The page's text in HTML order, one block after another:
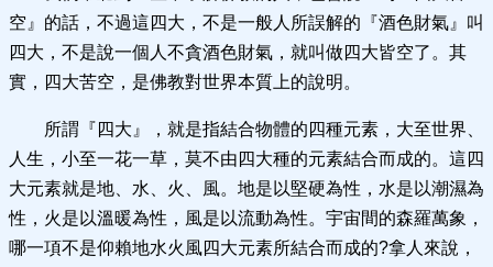
空』的話，不過這四大，不是一般人所誤解的『酒色財氣』叫
四大，不是說一個人不貪酒色財氣，就叫做四大皆空了。其
實，四大苦空，是佛教對世界本質上的說明。
所謂『四大』，就是指結合物體的四種元素，大至世界、
人生，小至一花一草，莫不由四大種的元素結合而成的。這四
大元素就是地、水、火、風。地是以堅硬為性，水是以潮濕為
性，火是以溫暖為性，風是以流動為性。宇宙間的森羅萬象，
哪一項不是仰賴地水火風四大元素所結合而成的?拿人來說，